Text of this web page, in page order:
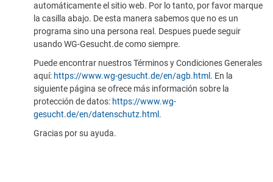
automáticamente el sitio web. Por lo tanto, por favor marque
la casilla abajo. De esta manera sabemos que no es un
programa sino una persona real. Despues puede seguir
usando WG-Gesucht.de como siempre.
Puede encontrar nuestros Términos y Condiciones Generales
aquí: https://www.wg-gesucht.de/en/agb.html . En la
siguiente página se ofrece más información sobre la
protección de datos: https://www.wg-
gesucht.de/en/datenschutz.html .
Gracias por su ayuda.